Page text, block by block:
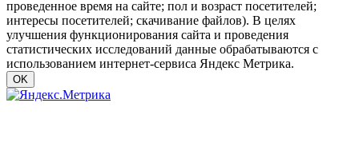
проведенное время на сайте; пол и возраст посетителей;
интересы посетителей; скачивание файлов). В целях
улучшения функционирования сайта и проведения
статистических исследований данные обрабатываются с
использованием интернет-сервиса Яндекс Метрика.
OK